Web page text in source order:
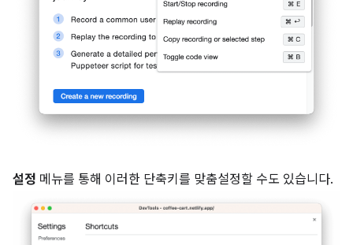
설정 메뉴를 통해 이러한 단축키를 맞춤설정할 수도 있습니다.